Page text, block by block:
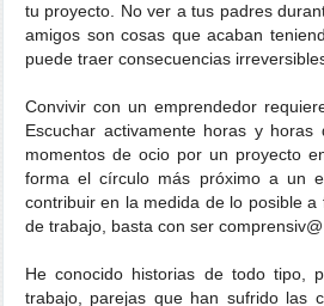
tu proyecto. No ver a tus padres
amigos son cosas que acaban
puede traer consecuencias
Convivir con un emprendedor
Escuchar activamente horas y horas
momentos de ocio por un proyecto
forma el círculo más próximo a un
contribuir en la medida de lo posible
de trabajo, basta con ser comprensiv@
He conocido historias de todo tipo,
trabajo, parejas que han sufrido las